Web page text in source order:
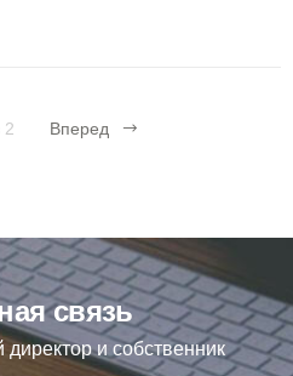
2 Вперед
связь
и собственник